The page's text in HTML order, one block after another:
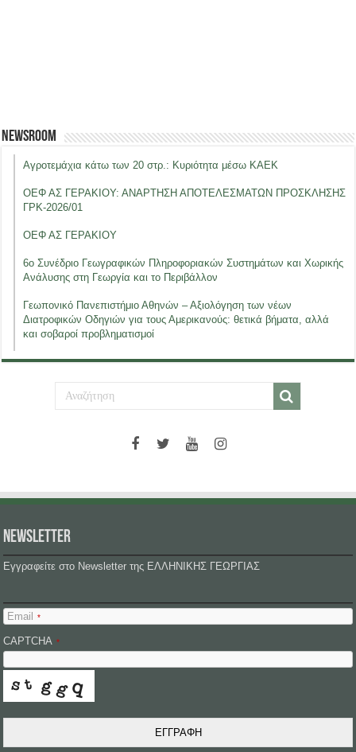
Newsroom
Αγροτεμάχια κάτω των 20 στρ.: Κυριότητα μέσω ΚΑΕΚ
ΟΕΦ ΑΣ ΓΕΡΑΚΙΟΥ: ΑΝΑΡΤΗΣΗ ΑΠΟΤΕΛΕΣΜΑΤΩΝ ΠΡΟΣΚΛΗΣΗΣ
ΓΡΚ-2026/01
ΟΕΦ ΑΣ ΓΕΡΑΚΙΟΥ
6ο Συνέδριο Γεωγραφικών Πληροφοριακών Συστημάτων και Χωρικής
Ανάλυσης στη Γεωργία και το Περιβάλλον
Γεωπονικό Πανεπιστήμιο Αθηνών – Αξιολόγηση των νέων
Διατροφικών Οδηγιών για τους Αμερικανούς: θετικά βήματα, αλλά
και σοβαροί προβληματισμοί
NEWSLETTER
Εγγραφείτε στο Newsletter της ΕΛΛΗΝΙΚΗΣ ΓΕΩΡΓΙΑΣ
Email *
CAPTCHA *
ΕΓΓΡΑΦΗ